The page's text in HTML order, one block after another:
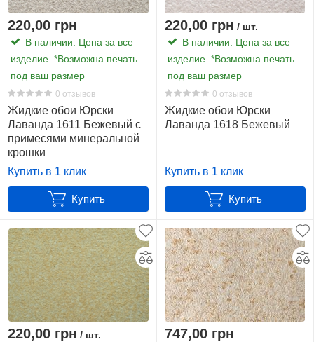
с
блеском
Показать
серебро
золото
точка
3
Дополнительные
товары
220,00 грн
В наличии. Цена за все
изделие. *Возможна печать
под ваш размер
0 отзывов
Жидкие обои Юрски
Лаванда 1611 Бежевый с
примесями минеральной
крошки
Купить в 1 клик
Купить
220,00 грн / шт.
В наличии. Цена за все
изделие. *Возможна печать
под ваш размер
0 отзывов
Жидкие обои Юрски
Лаванда 1618 Бежевый
Купить в 1 клик
Купить
220,00 грн / шт.
747,00 грн